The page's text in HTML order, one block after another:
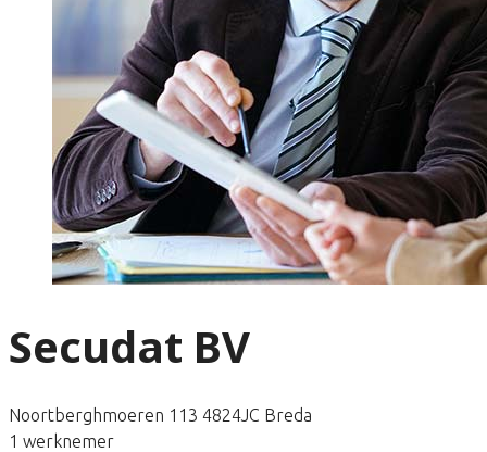
Secudat BV
Noortberghmoeren 113 4824JC Breda
1 werknemer